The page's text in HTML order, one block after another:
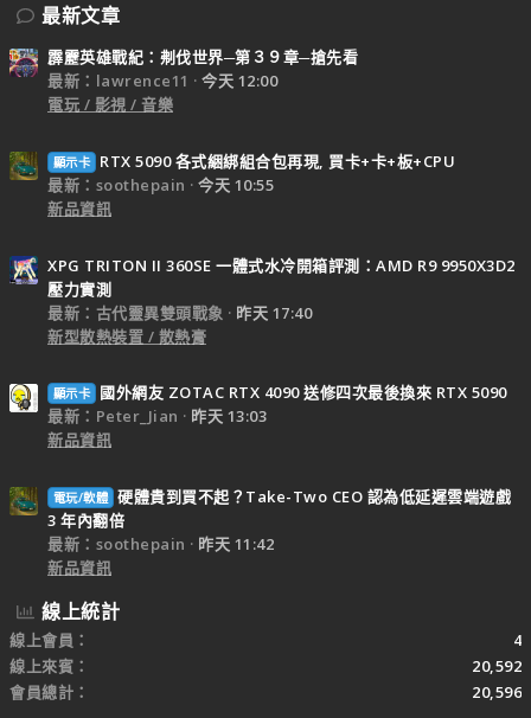
最新文章
霹靂英雄戰紀：刜伐世界─第３９章─搶先看
最新：lawrence11
今天 12:00
電玩 / 影視 / 音樂
顯示卡
RTX 5090 各式綑綁組合包再現, 買卡+卡+板+CPU
最新：soothepain
今天 10:55
新品資訊
XPG TRITON II 360SE 一體式水冷開箱評測：AMD R9 9950X3D2
壓力實測
最新：古代靈異雙頭戰象
昨天 17:40
新型散熱裝置 / 散熱膏
顯示卡
國外網友 ZOTAC RTX 4090 送修四次最後換來 RTX 5090
最新：Peter_Jian
昨天 13:03
新品資訊
電玩/軟體 硬體貴到買不起？Take-Two CEO 認為低延遲雲端遊戲
3 年內翻倍
最新：soothepain
昨天 11:42
新品資訊
線上統計
線上會員
4
線上來賓
20,592
會員總計
20,596